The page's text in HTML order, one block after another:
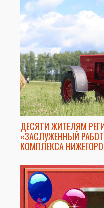
ДЕСЯТИ ЖИТЕЛЯМ
«ЗАСЛУЖЕННЫЙ
КОМПЛЕКСА